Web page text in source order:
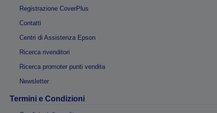
Registrazione CoverPlus
Contatti
Centri di Assistenza Epson
Ricerca rivenditori
Ricerca promoter punti vendita
Newsletter
Termini e Condizioni